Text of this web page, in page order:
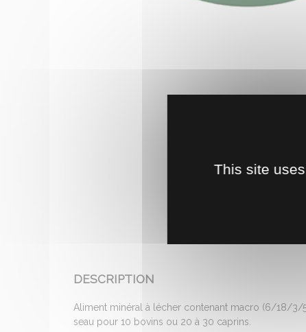
DESCRIPTION
Aliment minéral à lécher contenant macro (6/18/3/
seau pour 10 bovins ou 20 à 30 caprins.
This site